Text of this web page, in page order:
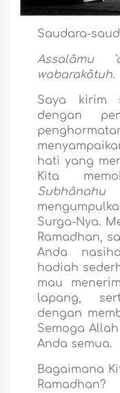
Saudara-
Assalâmu
wabarakâtuh.
Saya kirim
dengan
hati yang
Kita
Subhânahu
Surga-Nya.
Ramadhan,
Anda
hadiah
mau
lapang,
dengan
Semoga
Anda semua.
Bagaimana
Ramadhan?